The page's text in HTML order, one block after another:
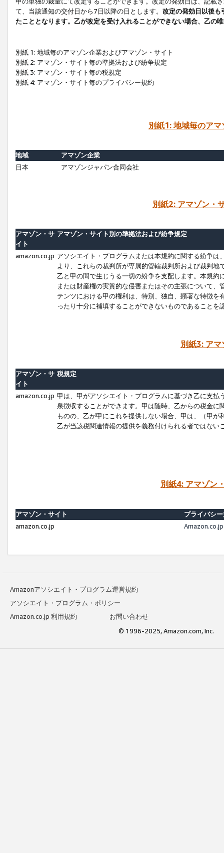
て、当該通知の交付日から7日以降の日とします。 改定の発効日以後も
たこととなります。乙が改定を受け入れることができない場合、乙の
別紙 1: 地域毎のアマゾン企業およびアマゾン・サイト
別紙 2: アマゾン・サイト毎の準拠法および紛争規定
別紙 3: アマゾン・サイト毎の税規定
別紙 4: アマゾン・サイト毎のプライバシー規約
別紙1: 地域毎のア
地域
アマゾン企業
日本
アマゾンジャパン合同会社
別紙2: アマゾン・
アマゾン・サ
イト
アマゾン・サイト別の準拠法および紛争規定
amazon.co.jp アソシエイト・プログラムまたは本規約に関する紛争
より、これらの裁判所が専属的管轄裁判所および裁判
乙と甲の間で生じうる一切の紛争を支配します。本規
または財産権の実質的な侵害またはその主張について
テンツにおける甲の権利は、特別、独自、顕著な特徴
ったり十分に補填することができないものであることを
別紙3: ア
アマゾン・サ
イト
税規定
amazon.co.jp 甲は、甲がアソシエイト・プログラムに基づき乙に支
泉徴収することができます。甲は随時、乙からの税金
ものの、乙が甲にこれを提供しない場合、甲は、（甲
乙が当該税関連情報の提供を義務付けられる者ではな
別紙4: アマゾン
アマゾン・サイト
プライバシ
amazon.co.jp
Amazonアソシエイト・プログラム運営規約
アソシエイト・プログラム・ポリシー
Amazon.co.jp 利用規約
お問い合わせ
© 1996-2025, Amazon.com, Inc.